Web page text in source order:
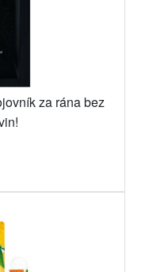
za rána bez